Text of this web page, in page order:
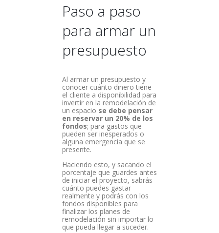
Paso a paso
para armar un
presupuesto
Al armar un presupuesto y
conocer cuánto dinero tiene
el cliente a disponibilidad para
invertir en la remodelación de
un espacio se debe pensar
en reservar un 20% de los
fondos; para gastos que
pueden ser inesperados o
alguna emergencia que se
presente.
Haciendo esto, y sacando el
porcentaje que guardes antes
de iniciar el proyecto, sabrás
cuánto puedes gastar
realmente y podrás con los
fondos disponibles para
finalizar los planes de
remodelación sin importar lo
que pueda llegar a suceder.